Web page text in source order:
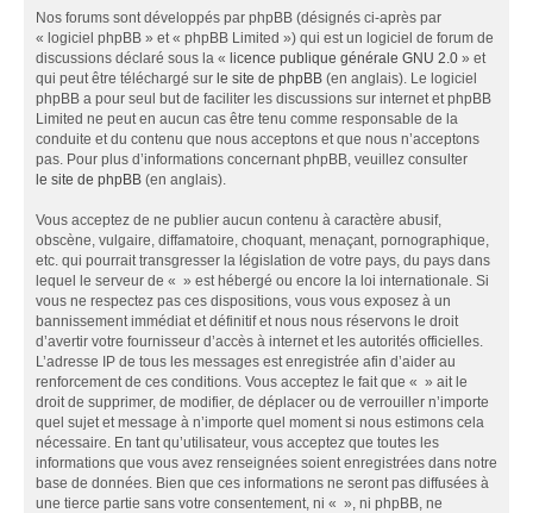
Nos forums sont développés par phpBB (désignés ci-après par
« logiciel phpBB » et « phpBB Limited ») qui est un logiciel de forum de
discussions déclaré sous la « licence publique générale GNU 2.0 » et
qui peut être téléchargé sur le site de phpBB (en anglais). Le logiciel
phpBB a pour seul but de faciliter les discussions sur internet et phpBB
Limited ne peut en aucun cas être tenu comme responsable de la
conduite et du contenu que nous acceptons et que nous n’acceptons
pas. Pour plus d’informations concernant phpBB, veuillez consulter
le site de phpBB (en anglais).
Vous acceptez de ne publier aucun contenu à caractère abusif,
obscène, vulgaire, diffamatoire, choquant, menaçant, pornographique,
etc. qui pourrait transgresser la législation de votre pays, du pays dans
lequel le serveur de « » est hébergé ou encore la loi internationale. Si
vous ne respectez pas ces dispositions, vous vous exposez à un
bannissement immédiat et définitif et nous nous réservons le droit
d’avertir votre fournisseur d’accès à internet et les autorités officielles.
L’adresse IP de tous les messages est enregistrée afin d’aider au
renforcement de ces conditions. Vous acceptez le fait que « » ait le
droit de supprimer, de modifier, de déplacer ou de verrouiller n’importe
quel sujet et message à n’importe quel moment si nous estimons cela
nécessaire. En tant qu’utilisateur, vous acceptez que toutes les
informations que vous avez renseignées soient enregistrées dans notre
base de données. Bien que ces informations ne seront pas diffusées à
une tierce partie sans votre consentement, ni « », ni phpBB, ne